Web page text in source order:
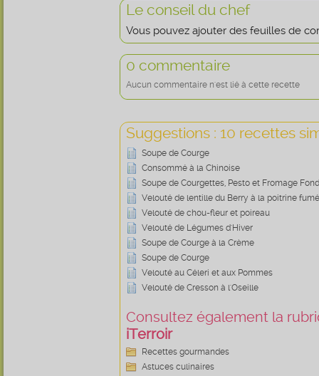
Le conseil du chef
Vous pouvez ajouter des feuilles de
0 commentaire
Aucun commentaire n'est lié à cette recette
Suggestions : 10 recettes
Soupe de Courge
Consommé à la Chinoise
Soupe de Courgettes, Pesto et Fromage
Velouté de lentille du Berry à la poitrine fumé
Velouté de chou-fleur et poireau
Velouté de Légumes d'Hiver
Soupe de Courge à la Crème
Soupe de Courge
Velouté au Céleri et aux Pommes
Velouté de Cresson à l'Oseille
Consultez également la
iTerroir
Recettes gourmandes
Astuces culinaires